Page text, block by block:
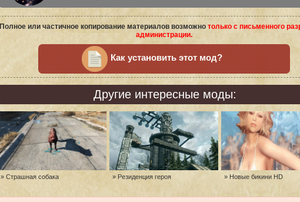
Полное или частичное копирование материалов возможно только с письменного
администрации.
Как установить этот мод?
Другие интересные моды:
» Страшная собака » Резиденция героя » Новые бикини HD